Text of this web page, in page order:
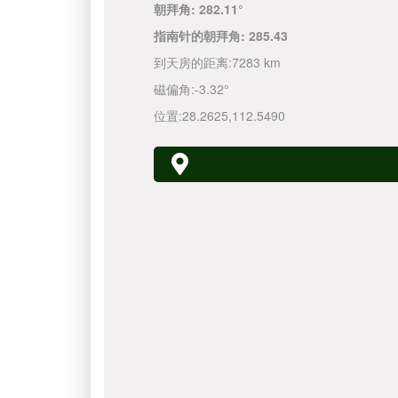
朝拜角: 282.11°
指南针的朝拜角: 285.43
到天房的距离:7283 km
磁偏角:-3.32°
位置:28.2625,112.5490